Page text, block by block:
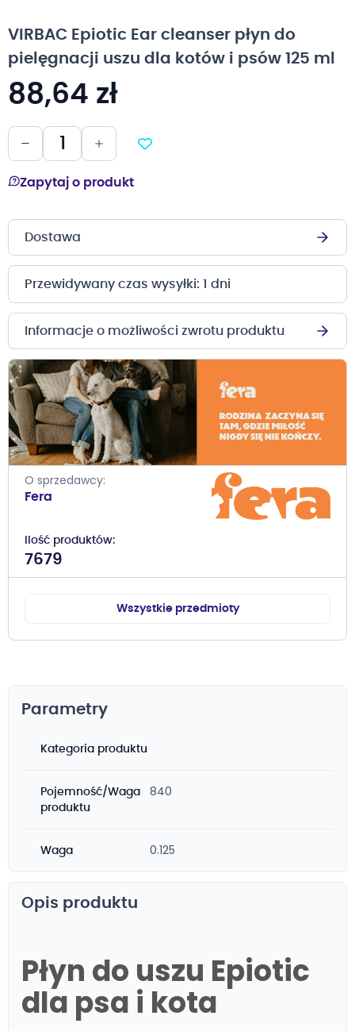
galerii
VIRBAC Epiotic Ear cleanser płyn do
pielęgnacji uszu dla kotów i psów 125 ml
88,64 zł
Zapytaj o produkt
Dostawa
Przewidywany czas wysyłki: 1 dni
Informacje o możliwości zwrotu produktu
O sprzedawcy
Fera
Ilość produktów
7679
Wszystkie przedmioty
Parametry
Kategoria produktu
Pojemność/Waga
produktu
840
Waga 0.125
Opis produktu
Płyn do uszu Epiotic
dla psa i kota